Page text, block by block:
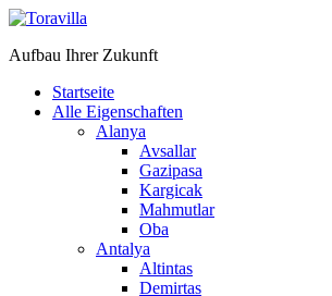
Aufbau Ihrer Zukunft
Startseite
Alle Eigenschaften
Alanya
Avsallar
Gazipasa
Kargicak
Mahmutlar
Oba
Antalya
Altintas
Demirtas